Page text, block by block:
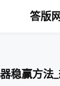
答版网
稳赢方法